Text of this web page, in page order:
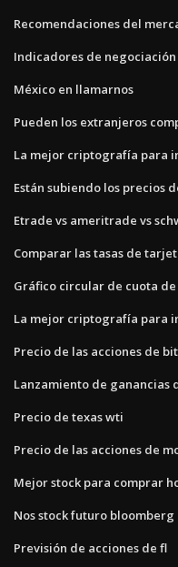
Recomendaciones del
Indicadores de
México en llamarnos
Pueden los extranjeros
La mejor criptografía para
Están subiendo los precios
Etrade vs ameritrade vs
Comparar las tasas de
Gráfico circular de cuota
La mejor criptografía para
Precio de las acciones de
Lanzamiento de ganancias
Precio de texas wti
Precio de las acciones de
Mejor stock para comprar
Nos stock futuro bloomberg
Previsión de acciones de fl